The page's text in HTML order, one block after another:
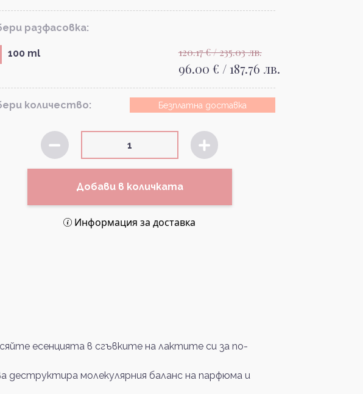
разфасовка:
100 ml 120.17 € / 235.03 лв.
96.00 € / 187.76 лв.
количество: Безплатна доставка
Добави в количката
Информация за доставка
есенцията в сгъвките на лактите си за по-
деструктира молекулярния баланс на парфюма и